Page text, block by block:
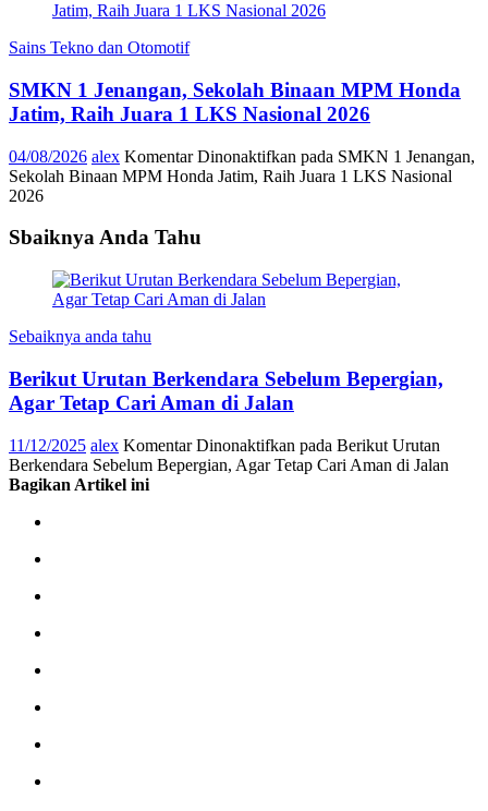
Sains Tekno dan Otomotif
SMKN 1 Jenangan, Sekolah Binaan MPM Honda
Jatim, Raih Juara 1 LKS Nasional 2026
04/08/2026 alex Komentar Dinonaktifkan pada SMKN 1 Jenangan,
Sekolah Binaan MPM Honda Jatim, Raih Juara 1 LKS Nasional
2026
Sbaiknya Anda Tahu
Sebaiknya anda tahu
Berikut Urutan Berkendara Sebelum Bepergian,
Agar Tetap Cari Aman di Jalan
11/12/2025 alex Komentar Dinonaktifkan pada Berikut Urutan
Berkendara Sebelum Bepergian, Agar Tetap Cari Aman di Jalan
Bagikan Artikel ini